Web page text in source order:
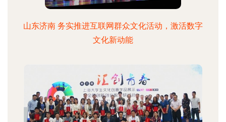
山东济南 务实推进互联网群众文化活动，激活数字
文化新动能